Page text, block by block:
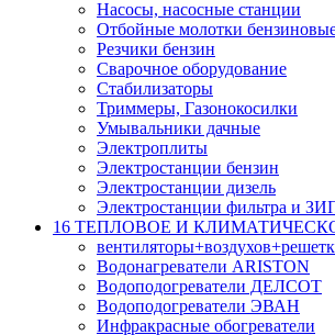
Насосы, насосные станции
Отбойные молотки
Резчики бензин
Сварочное оборудование
Стабилизаторы
Триммеры, Газонокосилки
Умывальники дачные
Электроплиты
Электростанции бензин
Электростанции дизель
Электростанции фильтра и
16 ТЕПЛОВОЕ И
Водонагреватели ARISTON
Водоподогреватели ДЕЛСОТ
Водоподогреватели ЭВАН
Инфракрасные обогреватели